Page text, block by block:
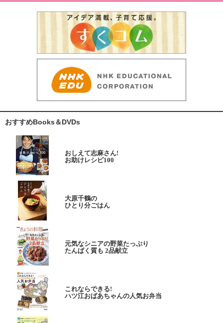
おすすめBooks＆DVDs
おしえて志麻さん!
お助けレシピ100
大原千鶴の
ひとり分ごはん
元気なシニアの野菜たっぷり
たんぱく質も 2品献立
これならできる!
ハツ江おばあちゃんの人気お弁当